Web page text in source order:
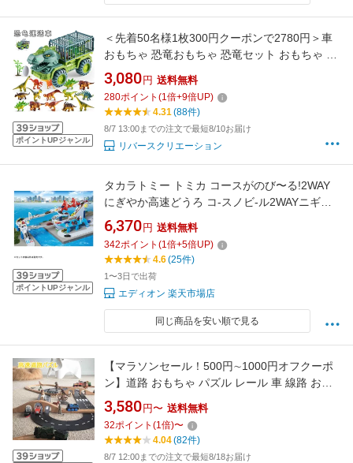
ポイントUPジャンル
＜先着50名様1枚300円クーポンで2780円＞車
おもちゃ 恐竜おもちゃ 恐竜セット おもちゃ 知
育玩具 小学生 男の子 工事車両 運送車 運ぶ 室
内 子供 誕生日 クリスマス プレゼント 車のおも
ちゃ 贈り物
3,080 円 送料無料
280ポイント (1倍+9倍UP)
4.31(88件)
8/7 13:00までの注文で最短8/10お届け
リバースクリエーション
ポイントUPジャンル
タカラトミー トミカ コースがのび〜る!2WAY
にぎやか高速どうろ コ-スノビ-ル2WAYニギヤ
カコウソクドウロ [コ-スノビ-ル2WAYニギヤカ
コウソクドウロ]
6,370 円 送料無料
342ポイント (1倍+5倍UP)
4.6(25件)
1〜3日で出荷
エディオン 楽天市場店
同じ商品を安い順で見る
【マラソンセール！500円∼1000円オフクーポ
ン】道路 おもちゃ パズル レール 車 線路 おも
ちゃ 男の子 プレゼント 軌道 組立 軟質pvc 貼る
知育おもちゃ ゲーム 高速道路 汽車 誕生日 プレ
ゼント ギフト 女の子 玩具 子供部屋 自宅 レー
ス 遊具 クリスマス
3,580 円〜 送料無料
32ポイント (1倍)〜
4.04(82件)
8/7 12:00までの注文で最短8/18お届け